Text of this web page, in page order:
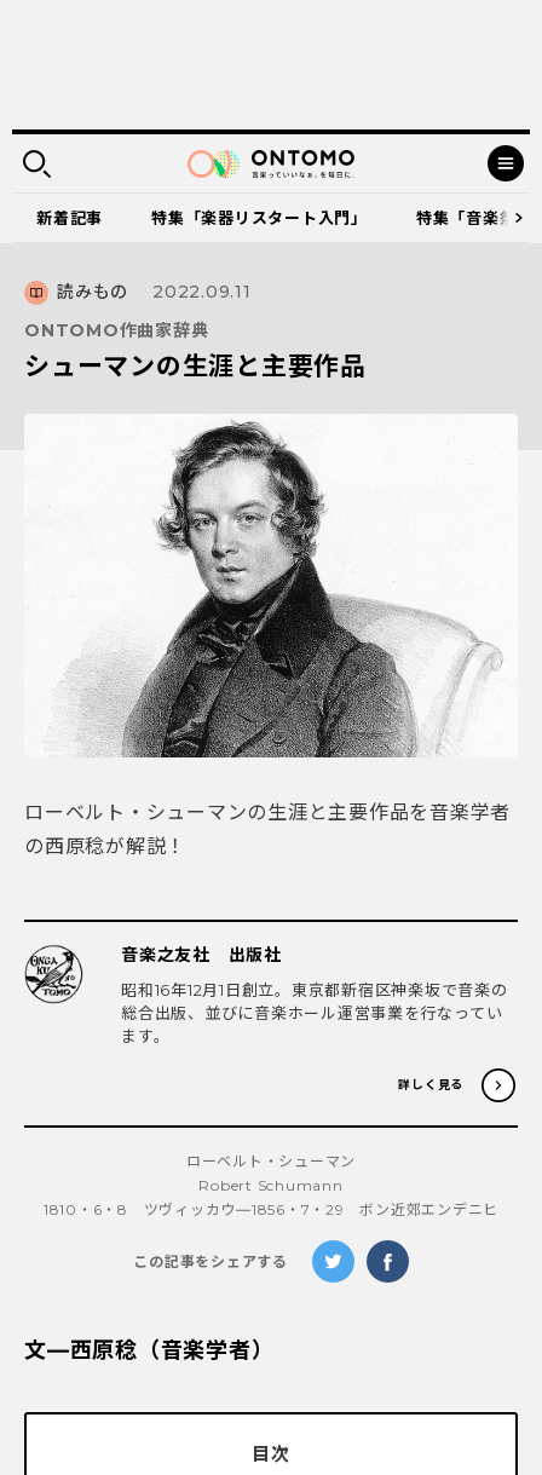
新着記事 特集「楽器リスタート入門」 特集「音楽祭
読みもの
2022.09.11
ONTOMO作曲家辞典
シューマンの生涯と主要作品
ローベルト・シューマンの生涯と主要作品を音楽学者
の西原稔が解説！
音楽之友社 出版社
昭和16年12月1日創立。東京都新宿区神楽坂で音楽の
総合出版、並びに音楽ホール運営事業を行なってい
ます。
詳しく見る
ローベルト・シューマン
Robert Schumann
1810・6・8 ツヴィッカウ―1856・7・29 ボン近郊エンデニヒ
この記事をシェアする
文―西原稔（音楽学者）
目次